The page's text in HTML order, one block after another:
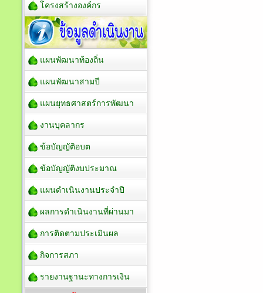
โครงสร้างองค์กร
แผนพัฒนาท้องถิ่น
แผนพัฒนาสามปี
แผนยุทธศาสตร์การพัฒนา
งานบุคลากร
ข้อบัญญัติอบต
ข้อบัญญัติงบประมาณ
แผนดำเนินงานประจำปี
ผลการดำเนินงานที่ผ่านมา
การติดตามประเมินผล
กิจการสภา
รายงานฐานะทางการเงิน